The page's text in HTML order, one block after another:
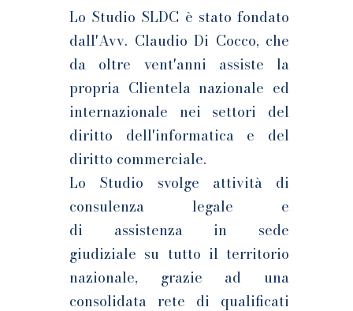
Lo Studio SLDC è stato fondato
dall'Avv. Claudio Di Cocco, che
da oltre vent'anni assiste la
propria Clientela nazionale ed
internazionale nei settori del
diritto dell'informatica e del
diritto commerciale.
Lo Studio svolge attività di
consulenza legale e
di assistenza in sede
giudiziale su tutto il territorio
nazionale, grazie ad una
consolidata rete di qualificati